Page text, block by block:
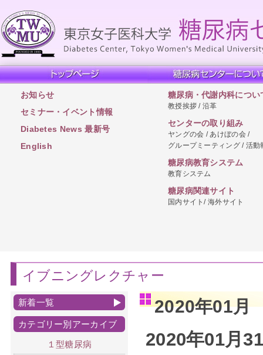
お知らせ
セミナー・イベント情報
Diabetes News 最新号
English
糖尿病・代謝内科につい
教授挨拶 / 沿革
センターの取り組み
ヤングの会 / あけぼの会 /
グループミーティング / 活動
糖尿病教育システム
教育システム
糖尿病関連サイト
国内サイト/ 海外サイト
イブニングレクチャー
2020年01月
2020年01月
新着一覧
カテゴリー別アーカイブ
１型糖尿病